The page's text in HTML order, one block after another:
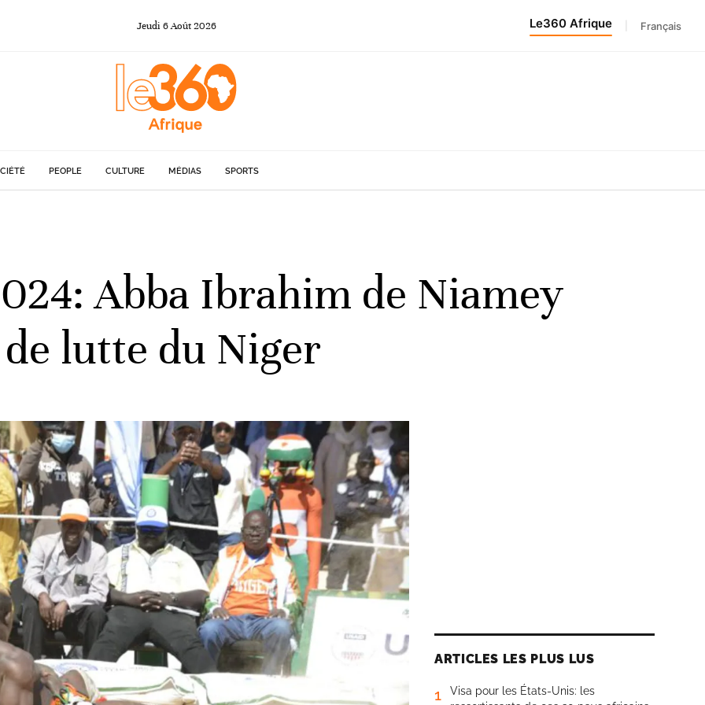
Jeudi 6Août 2026 Le360 Afrique Français
PEOPLE CULTURE MÉDIAS SPORTS
Abba Ibrahim de Niamey
lutte du Niger
ARTICLES LES PLUS LUS
1
Visa pour les États-Unis: les